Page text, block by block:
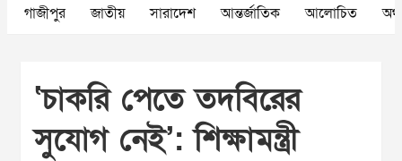
গাজীপুর জাতীয় সারাদেশ আন্তর্জাতিক আলোচিত
‘চাকরি পেতে তদবিরের
সুযোগ নেই’: শিক্ষামন্ত্রী